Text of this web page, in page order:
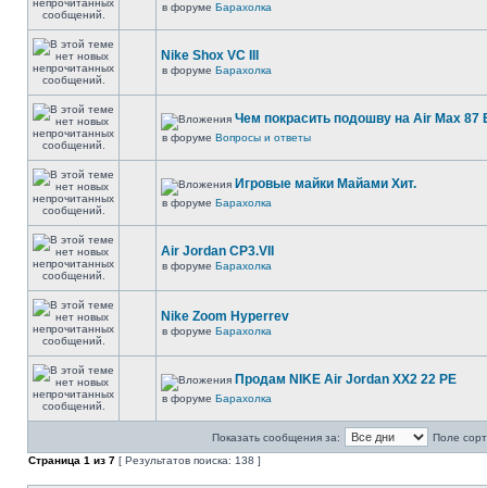
в форуме Барахолка
Nike Shox VC III
в форуме Барахолка
Чем покрасить подошву на Air Max 87
в форуме Вопросы и ответы
Игровые майки Майами Хит.
в форуме Барахолка
Air Jordan CP3.VII
в форуме Барахолка
Nike Zoom Hyperrev
в форуме Барахолка
Продам NIKE Air Jordan XX2 22 PE
в форуме Барахолка
Показать сообщения за:
Поле
Страница 1 из 7 [ Результатов поиска: 138 ]